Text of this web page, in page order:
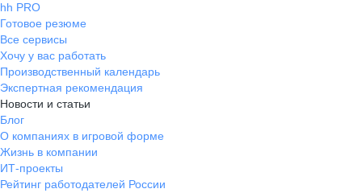
hh PRO
Готовое резюме
Все сервисы
Хочу у вас работать
Производственный календарь
Экспертная рекомендация
Новости и статьи
Блог
О компаниях в игровой форме
Жизнь в компании
ИТ-проекты
Рейтинг работодателей России